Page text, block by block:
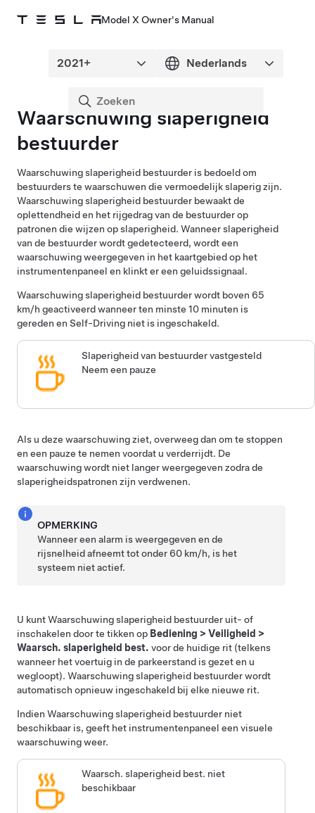
Model X Owner's Manual
Waarschuwing slaperigheid
bestuurder
Waarschuwing slaperigheid bestuurder is bedoeld om
bestuurders te waarschuwen die vermoedelijk slaperig zijn.
Waarschuwing slaperigheid bestuurder bewaakt de
oplettendheid en het rijgedrag van de bestuurder op
patronen die wijzen op slaperigheid. Wanneer slaperigheid
van de bestuurder wordt gedetecteerd, wordt een
waarschuwing weergegeven in het kaartgebied op het
instrumentenpaneel en klinkt er een geluidssignaal.
Waarschuwing slaperigheid bestuurder wordt boven 65
km/h geactiveerd wanneer ten minste 10 minuten is
gereden en Self-Driving niet is ingeschakeld.
Slaperigheid van bestuurder vastgesteld
Neem een pauze
Als u deze waarschuwing ziet, overweeg dan om te stoppen
en een pauze te nemen voordat u verderrijdt. De
waarschuwing wordt niet langer weergegeven zodra de
slaperigheidspatronen zijn verdwenen.
OPMERKING
Wanneer een alarm is weergegeven en de
rijsnelheid afneemt tot onder 60 km/h, is het
systeem niet actief.
U kunt Waarschuwing slaperigheid bestuurder uit- of
inschakelen door te tikken op Bediening > Veiligheid >
Waarsch. slaperigheid best. voor de huidige rit (telkens
wanneer het voertuig in de parkeerstand is gezet en u
wegloopt). Waarschuwing slaperigheid bestuurder wordt
automatisch opnieuw ingeschakeld bij elke nieuwe rit.
Indien Waarschuwing slaperigheid bestuurder niet
beschikbaar is, geeft het instrumentenpaneel een visuele
waarschuwing weer.
Waarsch. slaperigheid best. niet
beschikbaar